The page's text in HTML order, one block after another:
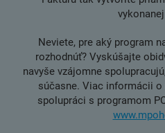
Neviete, pre aký program
rozhodnúť? Vyskúšajte
navyše vzájomne
súčasne. Viac informácii
spolupráci s programom